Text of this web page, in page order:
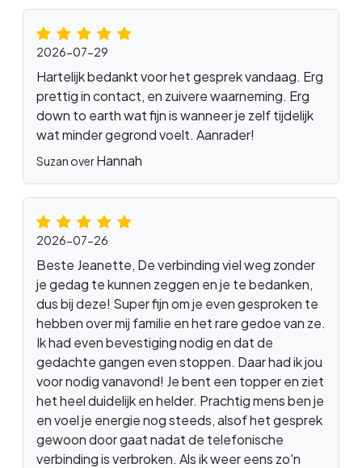
2026-07-29
Hartelijk bedankt voor het gesprek vandaag. Erg
prettig in contact, en zuivere waarneming. Erg
down to earth wat fijn is wanneer je zelf tijdelijk
wat minder gegrond voelt. Aanrader!
Suzan overHannah
2026-07-26
Beste Jeanette, De verbinding viel weg zonder
je gedag te kunnen zeggen en je te bedanken,
dus bij deze! Super fijn om je even gesproken te
hebben over mij familie en het rare gedoe van ze.
Ik had even bevestiging nodig en dat de
gedachte gangen even stoppen. Daar had ik jou
voor nodig vanavond! Je bent een topper en ziet
het heel duidelijk en helder. Prachtig mens ben je
en voel je energie nog steeds, alsof het gesprek
gewoon door gaat nadat de telefonische
verbinding is verbroken. Als ik weer eens zo'n